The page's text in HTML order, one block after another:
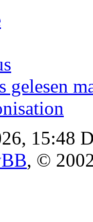
gelesen
15:48
, ©